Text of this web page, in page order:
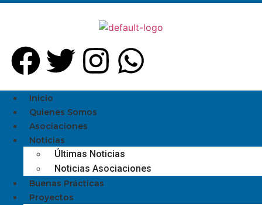
Inicio
Quienes Somos
Asociaciones
Noticias
Últimas Noticias
Noticias Asociaciones
Buenas Prácticas
Proyectos